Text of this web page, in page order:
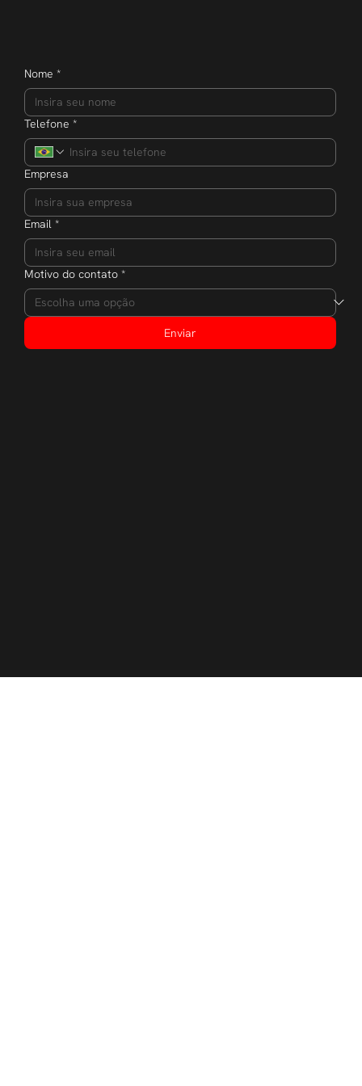
Nome *
Telefone *
Empresa
Email *
Motivo do contato *
Enviar